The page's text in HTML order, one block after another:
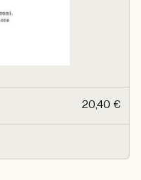
20,40 €